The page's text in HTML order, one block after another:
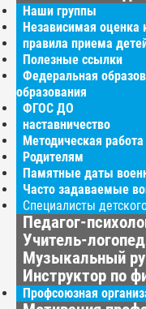
Наши группы
Независимая оценка
правила приема
Полезные ссылки
Федеральная
образования
ФГОС ДО
наставничество
Методическая работа
Родителям
Памятные даты
Часто задаваемые
Специалисты
Педагог-
Учитель-логопед
Музыкальный
Инструктор по
Профсоюзная